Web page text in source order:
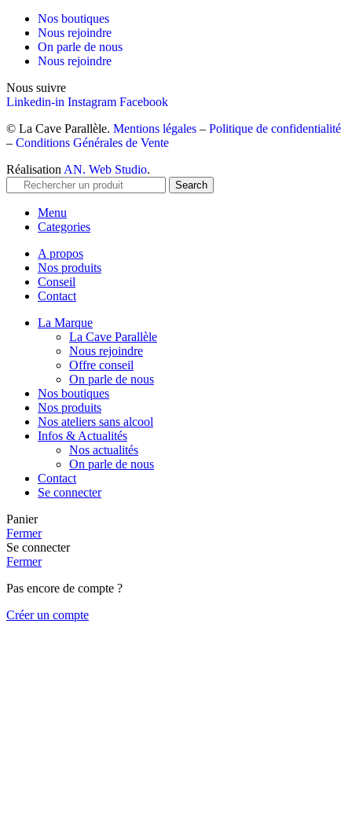
Nos boutiques
Nous rejoindre
On parle de nous
Nous rejoindre
Nous suivre
Linkedin-in Instagram Facebook
© La Cave Parallèle. Mentions légales – Politique de confidentialité
– Conditions Générales de Vente
Réalisation AN. Web Studio.
Search
Menu
Categories
A propos
Nos produits
Conseil
Contact
La Marque
La Cave Parallèle
Nous rejoindre
Offre conseil
On parle de nous
Nos boutiques
Nos produits
Nos ateliers sans alcool
Infos & Actualités
Nos actualités
On parle de nous
Contact
Se connecter
Panier
Fermer
Se connecter
Fermer
Pas encore de compte ?
Créer un compte